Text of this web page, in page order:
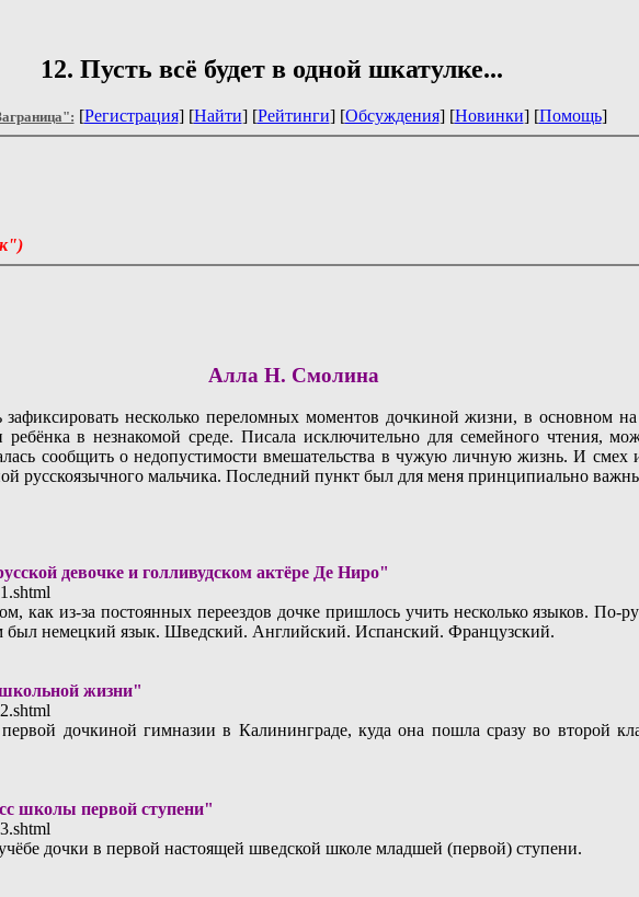
12. Пусть всё будет в одной шкатулке...
[Регистрация] [Найти] [Рейтинги] [Обсуждения] [Новинки] [Помощь]
Алла Н. Смолина
зафиксировать несколько переломных моментов дочкиной жизни, в основном
в незнакомой среде. Писала исключительно для семейного чтения,
сообщить о недопустимости вмешательства в чужую личную жизнь. И смех
русскоязычного мальчика. Последний пункт был для меня принципиально
девочке и голливудском актёре Де Ниро"
как из-за постоянных переездов дочке пришлось учить несколько языков. По-
был немецкий язык. Шведский. Английский. Испанский. Французский.
жизни"
дочкиной гимназии в Калининграде, куда она пошла сразу во второй
школы первой ступени"
дочки в первой настоящей шведской школе младшей (первой) ступени.